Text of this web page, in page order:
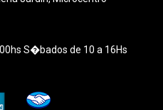
S�bados de 10 a 16Hs